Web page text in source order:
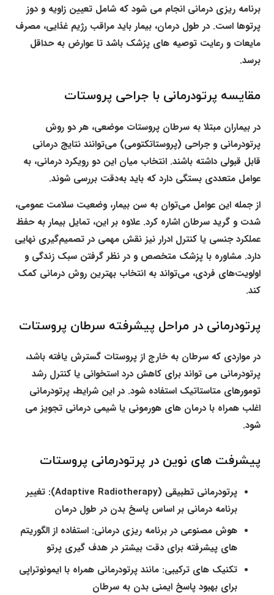
برنامه ریزی درمانی انجام می شود که شامل تعیین زاویه و دوز
پرتوها است. در طول درمان، بیمار باید مراقب رژیم غذایی، مصرف
مایعات و رعایت توصیه های پزشک باشد تا عوارض به حداقل
برسد.
مقایسه پرتودرمانی با جراحی پروستات
در بیماران مبتلا به سرطان پروستات موضعی، هر دو روش
پرتودرمانی و جراحی (پروستاتکتومی) می‌توانند نتایج درمانی
قابل قبولی داشته باشند. انتخاب میان این دو رویکرد درمانی، به
عوامل متعددی بستگی دارد که باید به‌دقت بررسی شوند.
از جمله این عوامل می‌توان به سن بیمار، وضعیت سلامت عمومی،
شدت و گرید سرطان اشاره کرد. علاوه بر این، تمایل بیمار به حفظ
عملکرد جنسی یا کنترل ادرار نیز نقش مهمی در تصمیم‌گیری نهایی
دارد. مشاوره با پزشک متخصص و در نظر گرفتن سبک زندگی و
اولویت‌های فردی، می‌تواند به انتخاب بهترین روش درمانی کمک
کند.
پرتودرمانی در مراحل پیشرفته سرطان پروستات
در مواردی که سرطان به خارج از پروستات گسترش یافته باشد،
پرتودرمانی می تواند برای کاهش درد استخوانی یا کنترل رشد
تومورهای متاستاتیک استفاده شود. در این شرایط، پرتودرمانی
اغلب همراه با درمان های هورمونی یا شیمی درمانی تجویز می
شود.
پیشرفت های نوین در پرتودرمانی پروستات
پرتودرمانی تطبیقی (Adaptive Radiotherapy)
: تغییر
برنامه درمانی بر اساس پاسخ بدن در طول درمان
هوش مصنوعی در برنامه ریزی درمانی: استفاده از الگوریتم
های پیشرفته برای دقت بیشتر در هدف گیری پرتو
تکنیک های ترکیبی: مانند پرتودرمانی همراه با ایمونوتراپی
برای بهبود پاسخ ایمنی بدن به سرطان